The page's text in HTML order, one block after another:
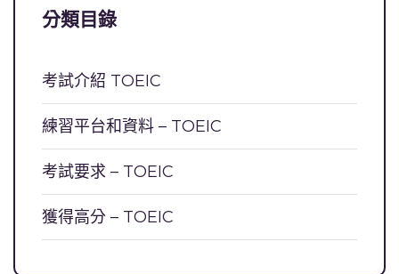
分類目錄
考試介紹 TOEIC
練習平台和資料 – TOEIC
考試要求 – TOEIC
獲得高分 – TOEIC